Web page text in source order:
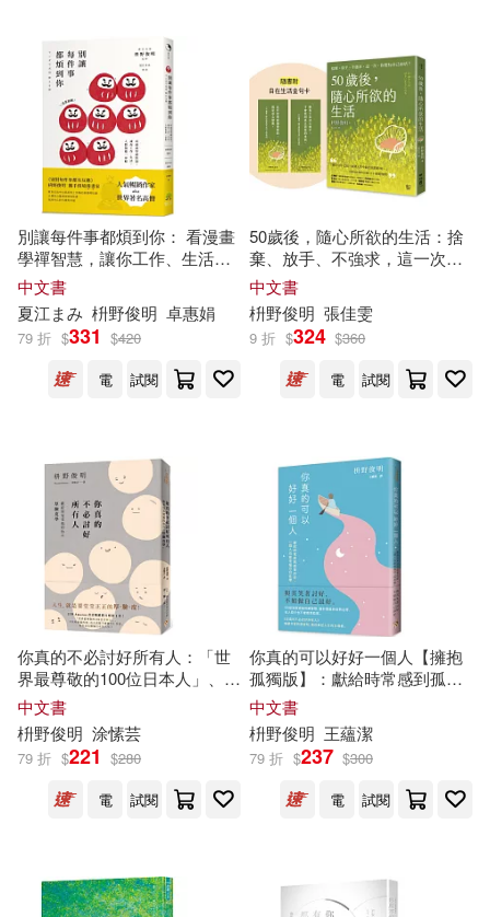
別讓每件事都煩到你： 看漫畫
學禪智慧，讓你工作、生活、
人際無憂一身輕
中文書
夏江まみ 枡野俊明 卓惠娟
79 折 $331 $420
電
試閱
50歲後，隨心所欲的生活：捨
棄、放手、不強求，這一次，
你要為自己而活!〔隨書附「自
在生活金句卡」〕
中文書
枡野俊明 張佳雯
9 折 $324 $360
電
試閱
你真的不必討好所有人：「世
界最尊敬的100位日本人」、
《你所煩惱的事，有九成都不
會發生》作者，獻給容易受傷
的你的「厚臉皮學」
中文書
枡野俊明 涂愫芸
79 折 $221 $280
電
試閱
你真的可以好好一個人【擁抱
孤獨版】：獻給時常感到孤單
的你，一個人也能幸福の「自
在學」。55個消除煩惱的禪智
慧，讓你獨處時安然自得，在
人群中也不會感到孤單。
中文書
枡野俊明 王蘊潔
79 折 $237 $300
電
試閱